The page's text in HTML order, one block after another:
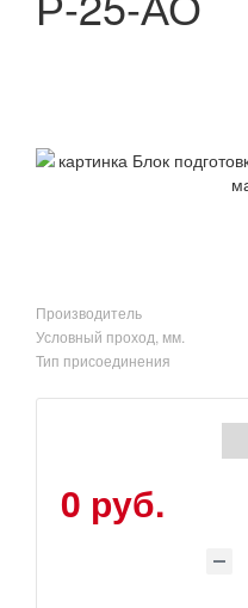
Производитель
Условный проход, мм.
Тип присоединения
0 руб.